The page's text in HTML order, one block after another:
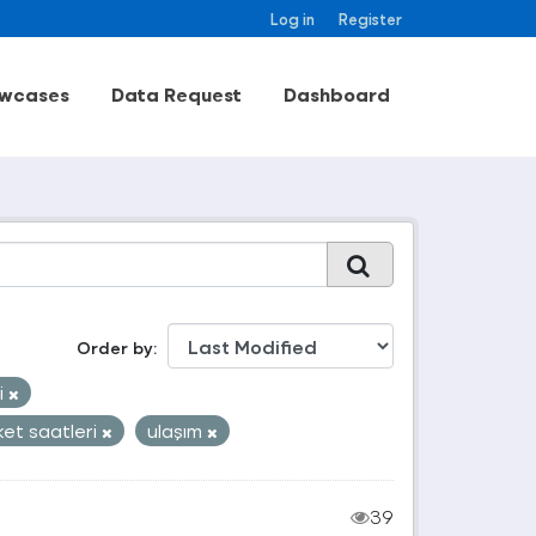
Log in Register
Data Request Dashboard
Order by
saatleri
ulaşım
39